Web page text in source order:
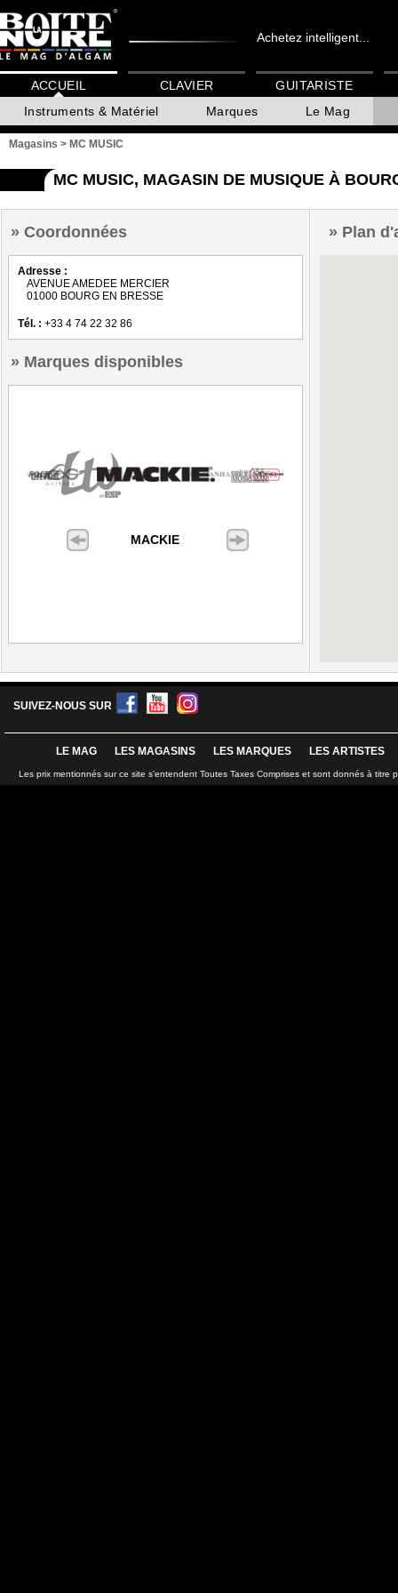
Achetez intelligent...
ACCUEIL
Instruments & Matériel
Marques Le Mag
CLAVIER GUITARISTE
Magasins > MC MUSIC
MC MUSIC, MAGASIN DE MUSIQUE À
Coordonnées
Adresse :
AVENUE AMEDEE MERCIER
01000 BOURG EN BRESSE
Tél. : +33 4 74 22 32 86
Marques disponibles
MACKIE
Plan
SUIVEZ-NOUS SUR
LE MAG LES MAGASINS LES MARQUES LES ARTISTES
Les prix mentionnés sur ce site s'entendent Toutes Taxes Comprises et sont donnés à